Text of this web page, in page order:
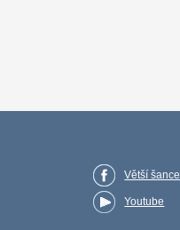
Větší šance
Youtube